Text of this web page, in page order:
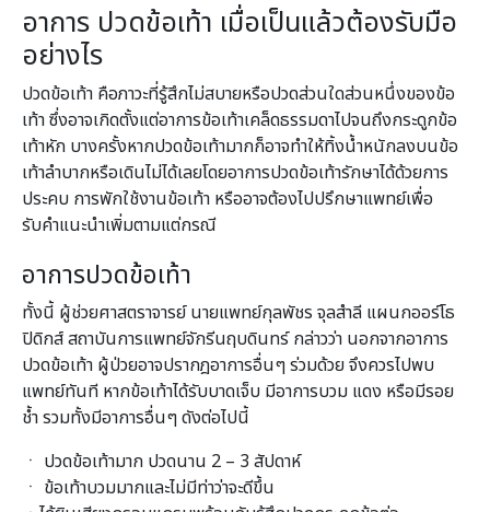
อาการ ปวดข้อเท้า เมื่อเป็นแล้วต้องรับมือ
อย่างไร
ปวดข้อเท้า คือภาวะที่รู้สึกไม่สบายหรือปวดส่วนใดส่วนหนึ่งของข้อ
เท้า ซึ่งอาจเกิดตั้งแต่อาการข้อเท้าเคล็ดธรรมดาไปจนถึงกระดูกข้อ
เท้าหัก บางครั้งหากปวดข้อเท้ามากก็อาจทำให้ทิ้งน้ำหนักลงบนข้อ
เท้าลำบากหรือเดินไม่ได้เลยโดยอาการปวดข้อเท้ารักษาได้ด้วยการ
ประคบ การพักใช้งานข้อเท้า หรืออาจต้องไปปรึกษาแพทย์เพื่อ
รับคำแนะนำเพิ่มตามแต่กรณี
อาการปวดข้อเท้า
ทั้งนี้ ผู้ช่วยศาสตราจารย์ นายแพทย์กุลพัชร จุลสำลี แผนกออร์โธ
ปิดิกส์ สถาบันการแพทย์จักรีนฤบดินทร์ กล่าวว่า นอกจากอาการ
ปวดข้อเท้า ผู้ป่วยอาจปรากฎอาการอื่นๆ ร่วมด้วย จึงควรไปพบ
แพทย์ทันที หากข้อเท้าได้รับบาดเจ็บ มีอาการบวม แดง หรือมีรอย
ช้ำ รวมทั้งมีอาการอื่นๆ ดังต่อไปนี้
ㆍ ปวดข้อเท้ามาก ปวดนาน 2 – 3 สัปดาห์
ㆍ ข้อเท้าบวมมากและไม่มีท่าว่าจะดีขึ้น